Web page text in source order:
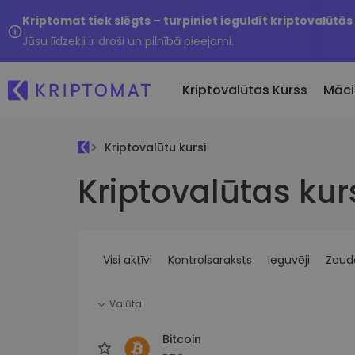
Kriptomat tiek slēgts – turpiniet ieguldīt kriptovalūtās
Jūsu līdzekļi ir droši un pilnībā pieejami.
Kriptovalūtas Kurss
Visas cenas
Vairāk nekā 300 kriptovalūtu Nesen
Pērciet vairāk nekā 300
kriptovalūtas
iespējas
Kriptovalūtu kursi
Kriptovalūtas
Visi aktīvi Kontrolsaraksts Ieguvēji
Valūta
Bitcoin